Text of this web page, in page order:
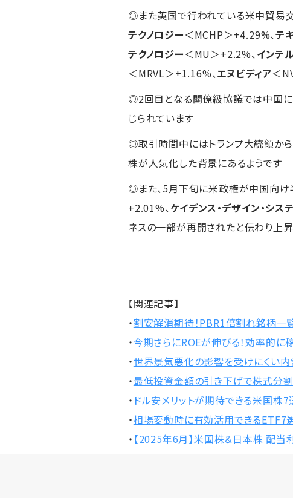
◎また英国で行われている米中貿易
テクノロジー＜MCHP＞+4.29%、テ
テクノロジー＜MU＞+2.2%、インテル
＜MRVL＞+1.16%、エヌビディア＜
◎2回目となる閣僚級協議では中国に
じられています
◎取引時間中にはトランプ大統領か
株が人気化した背景にあるようです
◎また、5月下旬に米政権が中国向け
+2.01%、ケイデンス・デザイン・シス
ネスの一部が再開されたと伝わり上
【関連記事】
・割安解消期待！PBR1倍割れ銘柄一
・今期さらにROEが伸びる！効率的に
・世界景気悪化の影響を受けにくい
・最低投資金額の引き下げで株式分
・ ドル安メリットが期待できる米国株7
・相場変動時に有効活用できるETF7
・ 【2025年6月】米国株＆日本株 配当